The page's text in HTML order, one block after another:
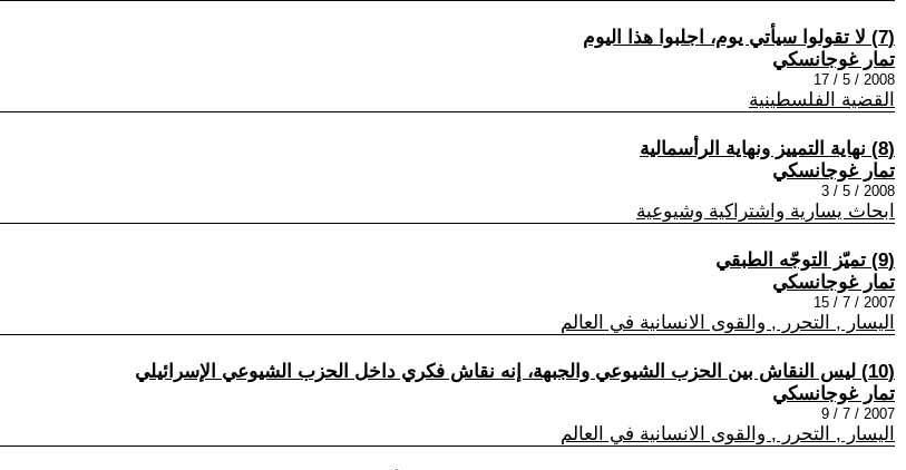
(7) لا تقولوا سيأتي يوم، اجلبوا هذا اليوم
تمار غوجانسكي
2008 / 5 / 17
القضية الفلسطينية
(8) نهاية التمييز ونهاية الرأسمالية
تمار غوجانسكي
2008 / 5 / 3
ابحاث يسارية واشتراكية وشيوعية
(9) تميّز التوجّه الطبقي
تمار غوجانسكي
2007 / 7 / 15
اليسار , التحرر , والقوى الانسانية في العالم
(10) ليس النقاش بين الحزب الشيوعي والجبهة، إنه نقاش فكري داخل الحزب الشيوعي الإسرائيلي
تمار غوجانسكي
2007 / 7 / 9
اليسار , التحرر , والقوى الانسانية في العالم